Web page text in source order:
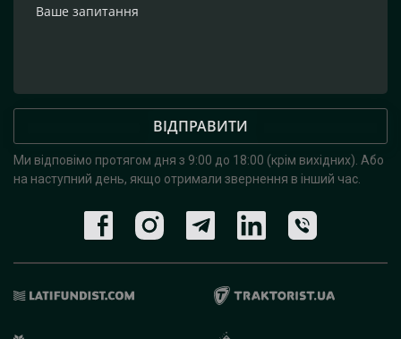
ВІДПРАВИТИ
Ми відповімо протягом дня з 9:00 до 18:00 (крім вихідних). Або
на наступний день, якщо отримали звернення в інший час.